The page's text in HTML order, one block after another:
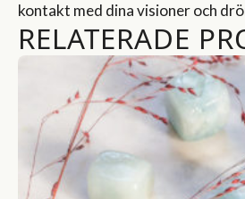
kontakt med dina visioner och
RELATERADE